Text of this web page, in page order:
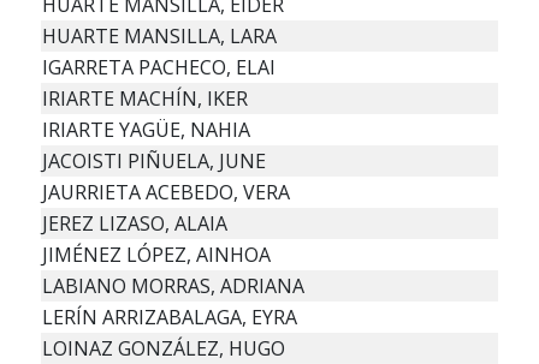
HUARTE MANSILLA, LARA
IGARRETA PACHECO, ELAI
IRIARTE MACHÍN, IKER
IRIARTE YAGÜE, NAHIA
JACOISTI PIÑUELA, JUNE
JAURRIETA ACEBEDO, VERA
JEREZ LIZASO, ALAIA
JIMÉNEZ LÓPEZ, AINHOA
LABIANO MORRAS, ADRIANA
LERÍN ARRIZABALAGA, EYRA
LOINAZ GONZÁLEZ, HUGO